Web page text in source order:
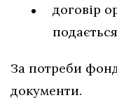
договір
За потреби
документи.